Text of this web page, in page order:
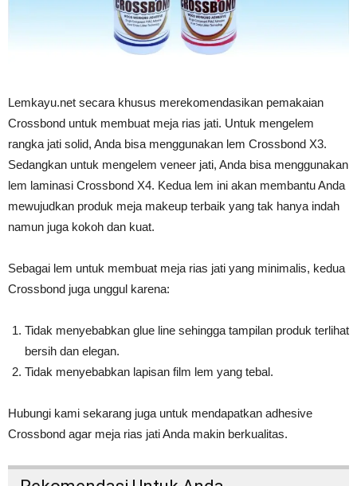
Lemkayu.net secara khusus merekomendasikan pemakaian
Crossbond untuk membuat meja rias jati. Untuk mengelem
rangka jati solid, Anda bisa menggunakan lem Crossbond X3.
Sedangkan untuk mengelem veneer jati, Anda bisa menggunakan
lem laminasi Crossbond X4. Kedua lem ini akan membantu Anda
mewujudkan produk meja makeup terbaik yang tak hanya indah
namun juga kokoh dan kuat.
Sebagai lem untuk membuat meja rias jati yang minimalis, kedua
Crossbond juga unggul karena:
Tidak menyebabkan glue line sehingga tampilan produk terlihat
bersih dan elegan.
Tidak menyebabkan lapisan film lem yang tebal.
Hubungi kami sekarang juga untuk mendapatkan adhesive
Crossbond agar meja rias jati Anda makin berkualitas.